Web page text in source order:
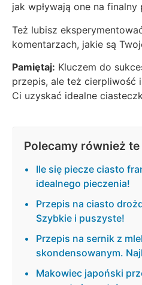
jak wpływają one na finalny
Też lubisz
komentarzach, jakie są
Pamiętaj: Kluczem do
przepis, ale też cierpliwość
Ci uzyskać idealne
Polecamy również te
Ile się piecze ciasto
idealnego pieczenia!
Przepis na ciasto
Szybkie i puszyste!
Przepis na sernik z
skondensowanym.
Makowiec japoński